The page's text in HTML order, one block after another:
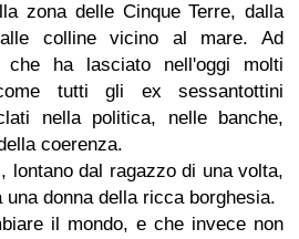
zona delle Cinque Terre, dalla
colline vicino al mare. Ad
che ha lasciato nell'oggi molti
tutti gli ex sessantottini
nella politica, nelle banche,
coerenza.
lontano dal ragazzo di una volta,
donna della ricca borghesia.
il mondo, e che invece non